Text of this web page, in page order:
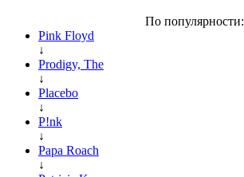
По популярности:
Pink Floyd
↓
Prodigy, The
↓
Placebo
↓
P!nk
↓
Papa Roach
↓